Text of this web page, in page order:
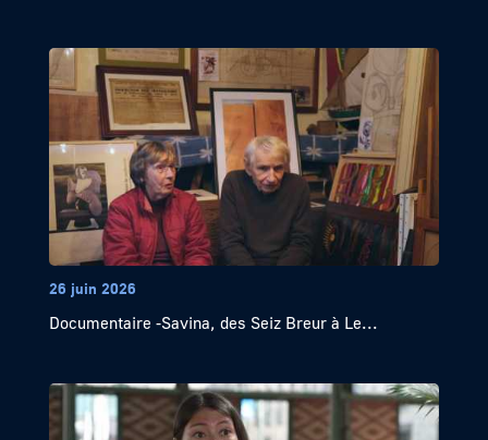
26 juin 2026
Documentaire -Savina, des Seiz Breur à Le...